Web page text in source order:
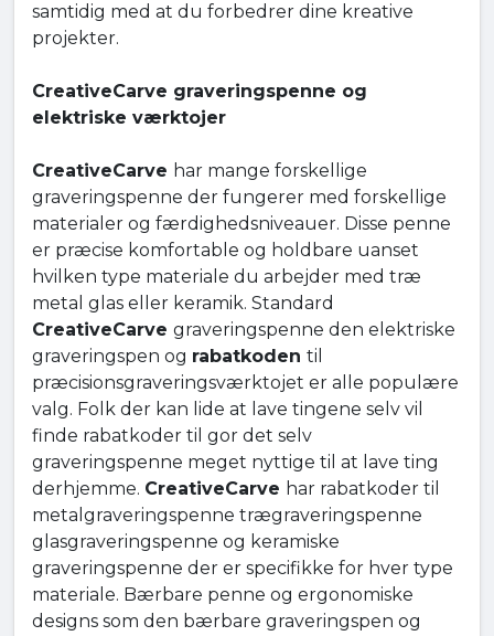
samtidig med at du forbedrer dine kreative
projekter.
CreativeCarve graveringspenne og
elektriske værktojer
CreativeCarve har mange forskellige
graveringspenne der fungerer med forskellige
materialer og færdighedsniveauer. Disse penne
er præcise komfortable og holdbare uanset
hvilken type materiale du arbejder med træ
metal glas eller keramik. Standard
CreativeCarve graveringspenne den elektriske
graveringspen og rabatkoden til
præcisionsgraveringsværktojet er alle populære
valg. Folk der kan lide at lave tingene selv vil
finde rabatkoder til gor det selv
graveringspenne meget nyttige til at lave ting
derhjemme. CreativeCarve har rabatkoder til
metalgraveringspenne trægraveringspenne
glasgraveringspenne og keramiske
graveringspenne der er specifikke for hver type
materiale. Bærbare penne og ergonomiske
designs som den bærbare graveringspen og